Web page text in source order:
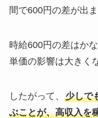
間で600円の差が出ま
時給600円の差はか
単価の影響は大きく
したがって、 少しで
ぶことが、高収入を